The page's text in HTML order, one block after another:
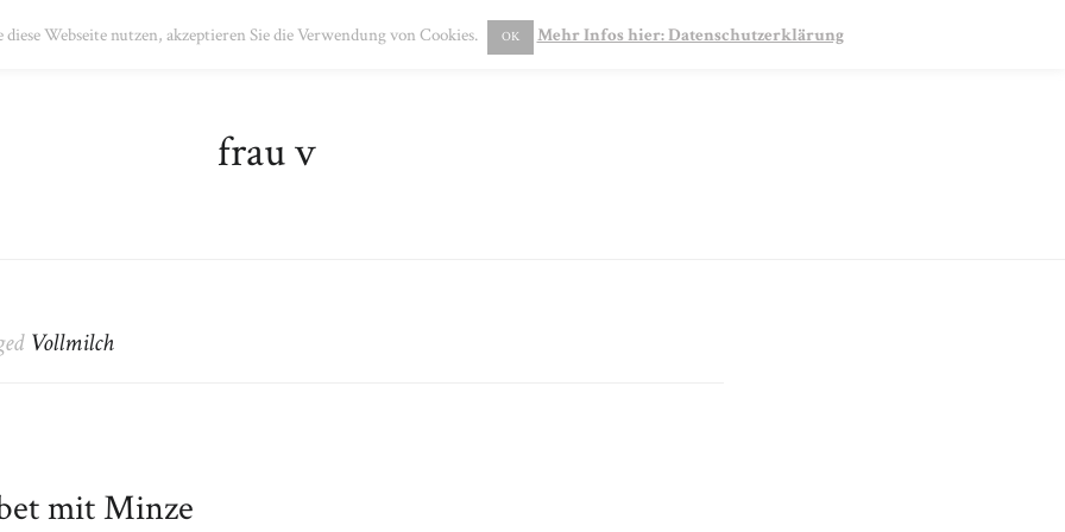
DATENSCHUTZ
frau v
Vollmilch
mit Minze
Webseite nutzen, akzeptieren Sie die Verwendung von Cookies. OK Mehr Infos hier: Datenschutzerklärung